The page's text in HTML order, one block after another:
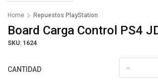
Home Repuestos PlayStation
Board Carga Control PS4
SKU: 1624
CANTIDAD -